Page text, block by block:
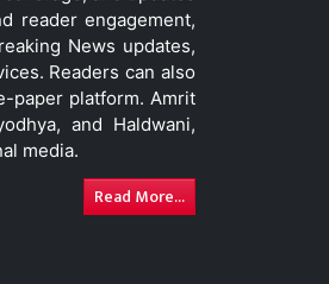
reader engagement,
News updates,
Readers can also
paper platform. Amrit
and Haldwani,
media.
Read More...